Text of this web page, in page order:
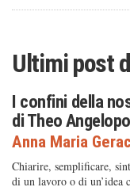
Ultimi post
I confini della
di Theo
Anna Maria
Chiarire, semplificare,
di un lavoro o di un’idea